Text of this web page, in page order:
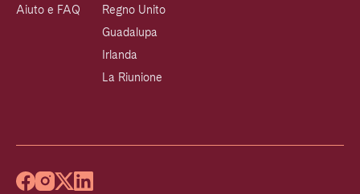
Aiuto e FAQ
Regno Unito
Guadalupa
Irlanda
La Riunione